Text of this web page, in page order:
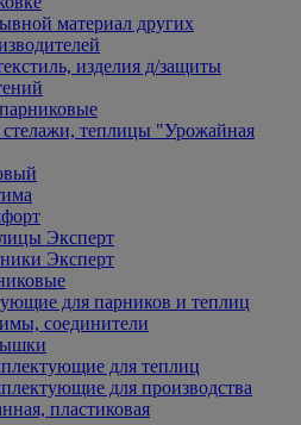
материал других
изделия д/защиты
теплицы "Урожайная
Эксперт
Эксперт
для парников и теплиц
соединители
для теплиц
для производства
пластиковая